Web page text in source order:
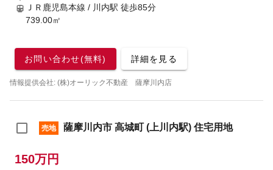
ＪＲ鹿児島本線 / 川内駅 徒歩85分
739.00㎡
お問い合わせ(無料) 詳細を見る
情報提供会社: (株)オーリック不動産 薩摩川内店
売地 薩摩川内市 高城町 (上川内駅) 住宅用地
150万円